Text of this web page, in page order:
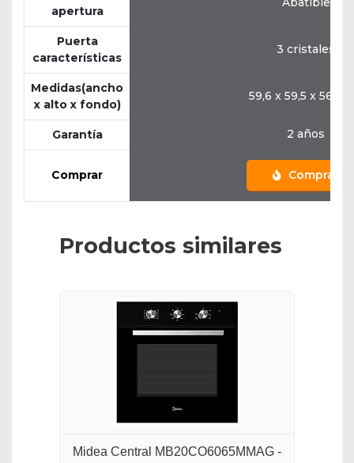
apertura
Puerta
características
3 cristales
Medidas(ancho
x alto x fondo)
59,6 x 59,5 x 56,6
Garantía 2 años
Comprar Comprar
Productos similares
Midea Central MB20CO6065MMAG -